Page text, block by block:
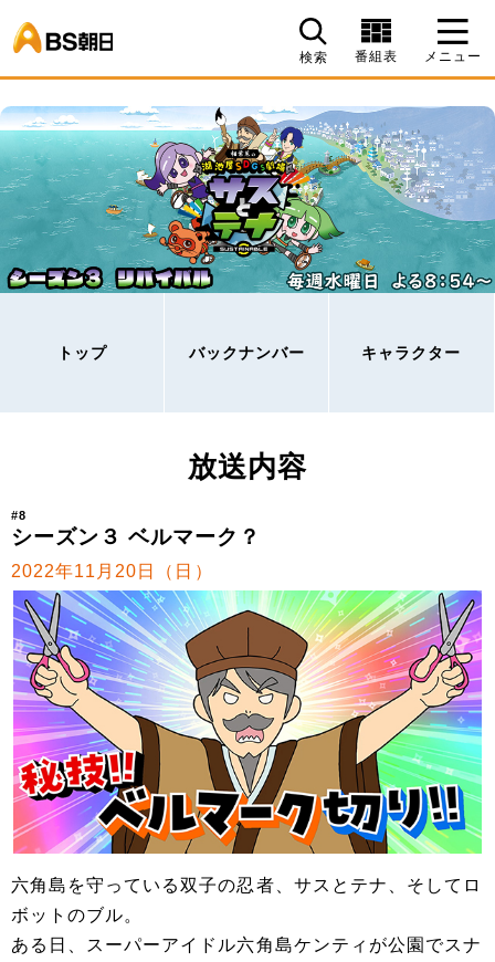
検索 番組表 メニュー
トップ バックナンバー キャラクター
放送内容
#8
シーズン３ ベルマーク？
2022年11月20日（日）
六角島を守っている双子の忍者、サスとテナ、そしてロ
ボットのブル。
ある日、スーパーアイドル六角島ケンティが公園でスナ